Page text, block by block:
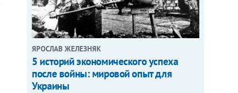
ЯРОСЛАВ ЖЕЛЕЗНЯК
5 историй экономического успеха
после войны: мировой опыт для
Украины